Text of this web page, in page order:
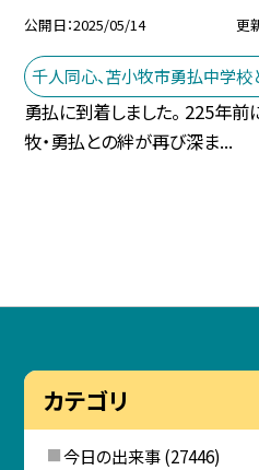
公開日 2025/05/14 更
千人同心、苫小牧市勇払中学校
勇払に到着しました。 225年
牧・勇払との絆が再び深ま...
カテゴリ
今日の出来事(27446)